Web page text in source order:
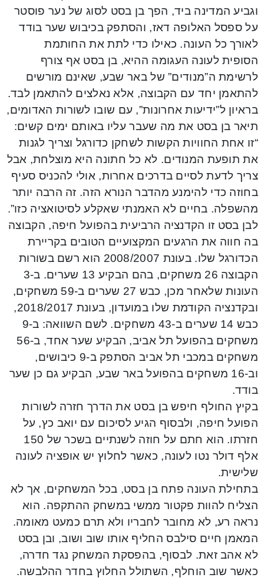
וגביע המדינה ביד, הפך בן בסט לסוג של נער פוסטר
על ספסל האלופה דאז, והסתפק בכיבוש שער בודד
לאורך כל העונה. כאילו כדי לתת את החותמת
הסופית לעונה העגומה ההיא, בן בסט אף צורף
לרשימת ה”מנודים” של באר שבע, שאינם מורשים
להתאמן יחד עם הקבוצה, אלא נאלצים להתאמן לבד.
בראיון ל”ידיעות אחרונות”, עם שובו לשורות האדומים,
תיאר בן בסט את מה שעבר עליו באותם ימים קשים:
“זו אחת החוויות הקשות לשחקן כדורגל וצריך לגנות
את תופעת המנודים. לא כל חתונה היא מוצלחת, אבל
צריך לדעת לסיים בדרכים אחרות, אולי להכניס סעיף
בחוזה כדי להימנע מהדבר הנורא הזה. זה הרבה יותר
מהשפלה. בחיים לא האמנתי שאקלע לסיטואציה כזו”.
לבן בסט זו הקדנציה הרביעית בהפועל חיפה, הקבוצה
בה חווה את הרגעים המקצועיים הטובים בקריירת
הכדורגל שלו. בעונת 2008/2007 הוא רשם בשורות
הקבוצה 26 משחקים, בהם הבקיע 13 שערים. ב-3
העונות שלאחר מכן, כבש 27 שערים ב-59 משחקים,
ובקדנציה הקודמת שלו במועדון, בעונת 2018/2017,
כבש 14 שערים ב-43 משחקים. לשם השוואה: ב-9
משחקים בהפועל תל אביב, הבקיע שער אחד, ב-56
משחקים במכבי תל אביב הסתפק ב-9 כיבושים,
וב-16 משחקים בהפועל באר שבע, הבקיע גם כן שער
בודד.
בקיץ החולף חיפש בן בסט את הדרך חזרה לשורות
הפועל חיפה, ולבסוף הגיע לסיכום עם יואב כץ, על
חזרתו. הוא חתם על חוזה לשנתיים בשכר של 150
אלף דולר נטו לעונה, כאשר לחלוץ יש אופציה לעונה
שלישית.
בתחילת העונה פתח בן בסט, בכל המשחקים, אך לא
הצליח להוות פקטור ממשי במשחק ההתקפה. הוא
נראה רע, לא מחובר לחבריו ולא תרם כמעט מאומה.
המאמן חיים סילבס החליף אותו שוב ושוב, ובן בסט
לא אהב זאת. לבסוף, בהפסקת המשחק נגד חדרה,
כאשר שוב הוחלף, השתולל החלוץ בחדר ההלבשה.